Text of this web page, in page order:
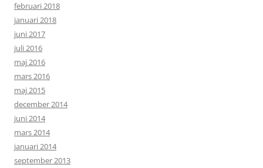
februari 2018
januari 2018
juni 2017
juli 2016
maj 2016
mars 2016
maj 2015
december 2014
juni 2014
mars 2014
januari 2014
september 2013